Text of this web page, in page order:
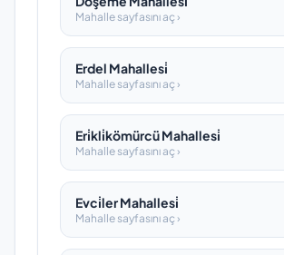
Mahalle sayfasını aç ›
Erdel Mahallesi̇
Mahalle sayfasını aç ›
Eri̇kli̇kömürcü Mahallesi̇
Mahalle sayfasını aç ›
Evci̇ler Mahallesi̇
Mahalle sayfasını aç ›